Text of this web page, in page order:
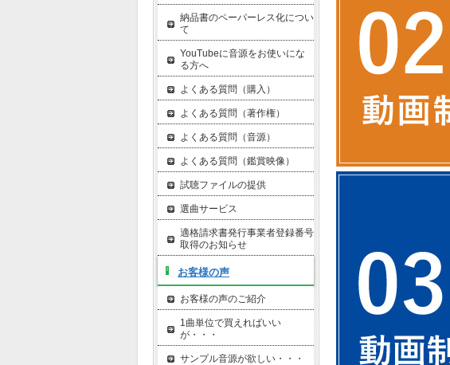
納品書のペーパーレス化につい
て
YouTubeに音源をお使いにな
る方へ
よくある質問（購入）
よくある質問（著作権）
よくある質問（音源）
よくある質問（鑑賞映像）
試聴ファイルの提供
選曲サービス
適格請求書発行事業者登録番号
取得のお知らせ
お客様の声
お客様の声のご紹介
1曲単位で買えればいい
が・・・
サンプル音源が欲しい・・・